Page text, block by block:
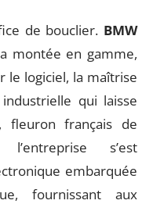
de bouclier. BMW
montée en gamme,
le logiciel, la maîtrise
qui laisse
, fleuron français de
l’entreprise s’est
embarquée
fournissant aux